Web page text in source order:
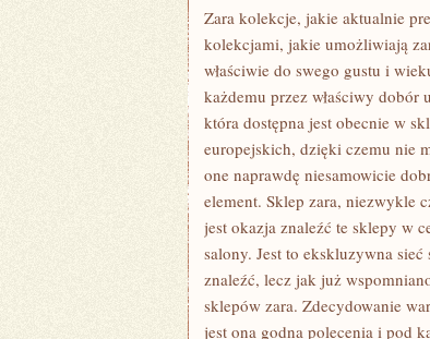
Zara kolekcje, jakie aktualnie
kolekcjami, jakie umożliwiają
właściwie do swego gustu i
każdemu przez właściwy
która dostępna jest obecnie w
europejskich, dzięki czemu nie
one naprawdę niesamowicie
element. Sklep zara, niezwykle
jest okazja znaleźć te sklepy w
salony. Jest to ekskluzywna
znaleźć, lecz jak już
sklepów zara. Zdecydowanie
jest ona godna polecenia i pod